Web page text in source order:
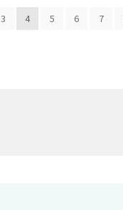
3 4 5 6 7